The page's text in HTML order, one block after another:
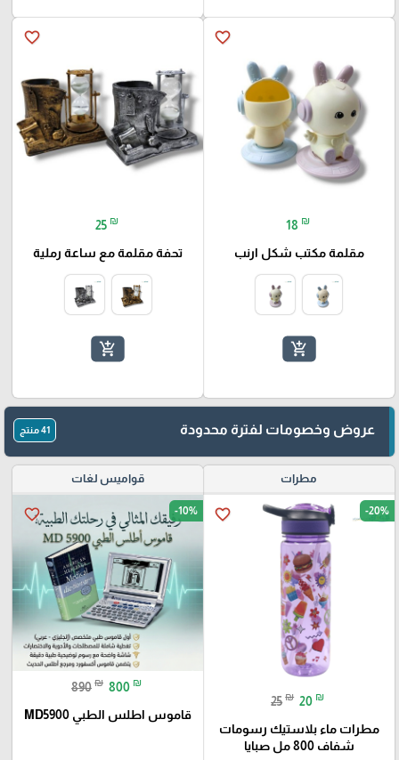
favorite_border
18 ₪
مقلمة مكتب شكل ارنب
add_shopping_cart
favorite_border
25 ₪
تحفة مقلمة مع ساعة رملية
add_shopping_cart
عروض وخصومات لفترة محدودة 41 منتج
مطرات
favorite_border -20%
25 ₪ 20 ₪
مطرات ماء بلاستيك رسومات
شفاف 800 مل صبايا
قواميس لغات
favorite_border -10%
890 ₪ 800 ₪
قاموس اطلس الطبي MD5900